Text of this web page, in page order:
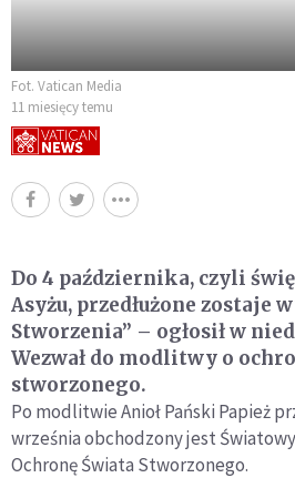
Fot. Vatican Media
11 miesięcy temu
Do 4 października, czyli
Asyżu, przedłużone zostaje
Stworzenia” – ogłosił w
Wezwał do modlitwy o
stworzonego.
Po modlitwie Anioł Pański Papież
września obchodzony jest
Ochronę Świata Stworzonego.